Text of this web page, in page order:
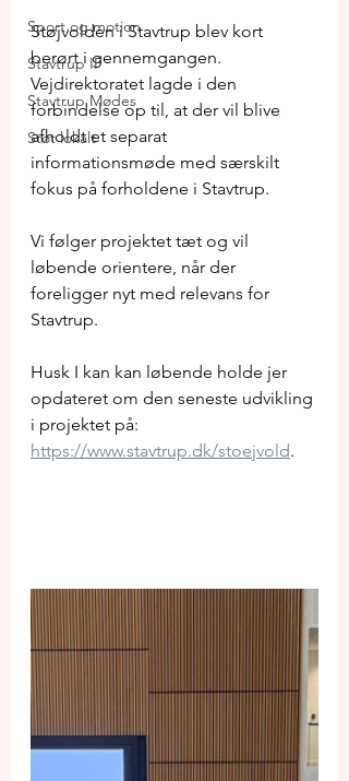
Sport og motion
Stavtrup IF
Stavtrup Mødes
Støt lokalt
Støjvolden i Stavtrup blev kort
berørt i gennemgangen.
Vejdirektoratet lagde i den
forbindelse op til, at der vil blive
afholdt et separat
informationsmøde med særskilt
fokus på forholdene i Stavtrup.
Vi følger projektet tæt og vil
løbende orientere, når der
foreligger nyt med relevans for
Stavtrup.
Husk I kan kan løbende holde jer
opdateret om den seneste udvikling
i projektet på:
https://www.stavtrup.dk/stoejvold.